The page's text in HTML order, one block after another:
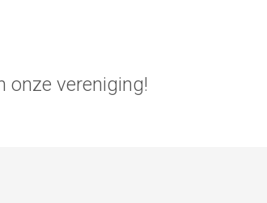
onze vereniging!